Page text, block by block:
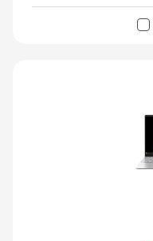
Vollständige I/O-